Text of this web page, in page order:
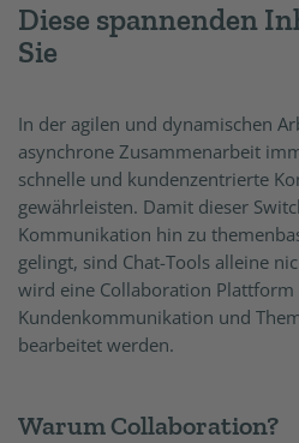
Diese spannenden
Sie
In der agilen und dynamischen
asynchrone Zusammenarbeit
schnelle und kundenzentrierte
gewährleisten. Damit dieser
Kommunikation hin zu
gelingt, sind Chat-Tools alleine
wird eine Collaboration Plattform
Kundenkommunikation und
bearbeitet werden.
Warum Collaboration?